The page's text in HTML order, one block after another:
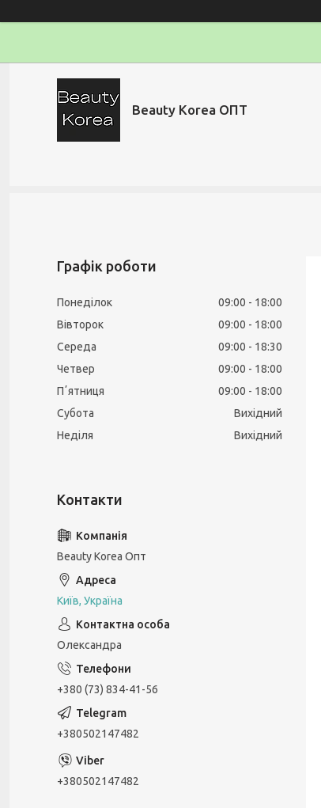
Beauty Korea ОПТ
Графік роботи
Понеділок 09:00
18:00
Вівторок
09:00
18:00
Середа
09:00
18:30
Четвер
09:00
18:00
Пʼятниця
09:00
18:00
Субота
Вихідний
Неділя
Вихідний
Beauty Korea Опт
Київ, Україна
Олександра
+380 (73) 834-41-56
+380502147482
+380502147482